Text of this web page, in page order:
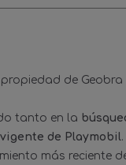
de
tanto en la
de Playmobil
más reciente